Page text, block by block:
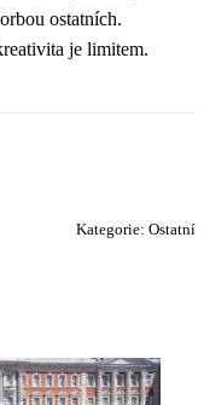
ostatních.
je limitem.
Kategorie: Ostatní